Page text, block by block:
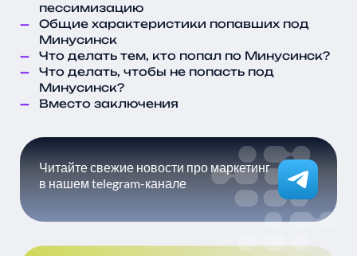
пессимизацию
Общие характеристики попавших под
Минусинск
Что делать тем, кто попал по Минусинск?
Что делать, чтобы не попасть под
Минусинск?
Вместо заключения
Читайте свежие новости про маркетинг
в нашем telegram-канале